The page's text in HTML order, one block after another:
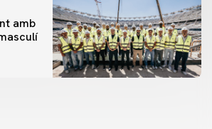
amb